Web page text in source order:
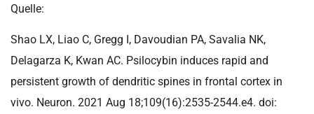
Quelle:
Shao LX, Liao C, Gregg I, Davoudian PA, Savalia NK,
Delagarza K, Kwan AC. Psilocybin induces rapid and
persistent growth of dendritic spines in frontal cortex in
vivo. Neuron. 2021 Aug 18;109(16):2535-2544.e4. doi: